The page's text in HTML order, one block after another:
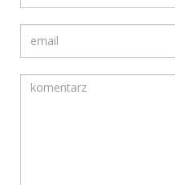
Twój adres email
Komentarz